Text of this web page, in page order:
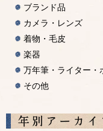
ブランド品
カメラ・レンズ
着物・毛皮
楽器
万年筆・ライター・
その他